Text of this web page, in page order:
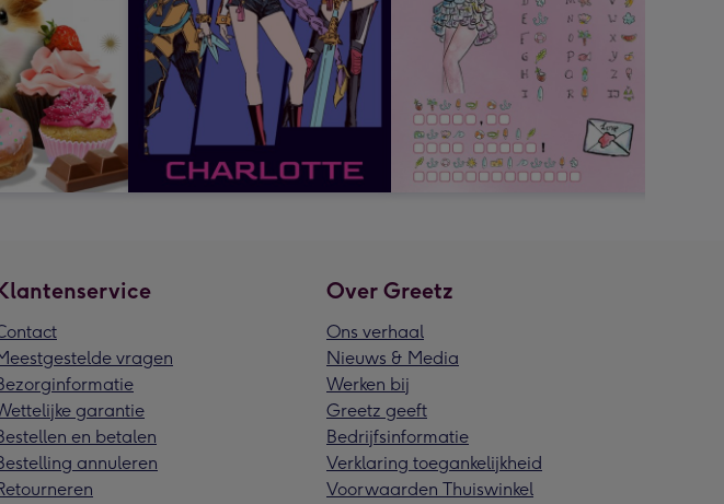
vragen
garantie
en betalen
annuleren
Over Greetz
Ons verhaal
Nieuws & Media
Werken bij
Greetz geeft
Bedrijfsinformatie
Verklaring toegankelijkheid
Voorwaarden Thuiswinkel